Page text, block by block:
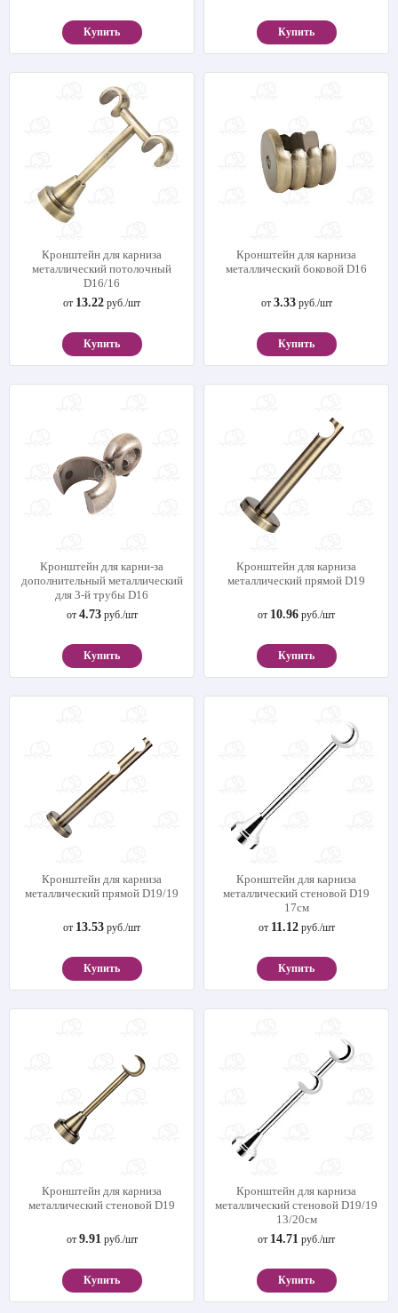
Купить Купить
Кронштейн для карниза
металлический потолочный
D16/16
от 13.22 руб./шт
Купить
Кронштейн для карниза
металлический боковой D16
от 3.33руб./шт
Купить
Кронштейн для карни-за
дополнительный металлический
для 3-й трубы D16
от 4.73руб./шт
Купить
Кронштейн для карниза
металлический прямой D19
от 10.96 руб./шт
Купить
Кронштейн для карниза
металлический прямой D19/19
от 13.53 руб./шт
Купить
Кронштейн для карниза
металлический стеновой D19
17см
от 11.12руб./шт
Купить
Кронштейн для карниза
металлический стеновой D19
от 9.91руб./шт
Купить
Кронштейн для карниза
металлический стеновой D19/19
13/20см
от 14.71 руб./шт
Купить